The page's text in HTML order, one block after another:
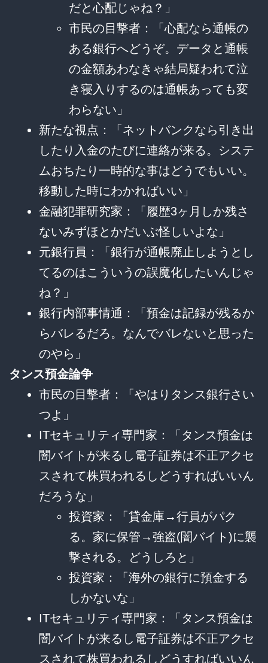
だと心配じゃね？」
市民の目撃者：「心配なら通帳の
ある銀行へどうぞ。データと通帳
の金額あわなきゃ結局疑われて泣
き寝入りするのは通帳あっても変
わらない」
新たな視点：「ネットバンクなら引き出
したり入金のたびに連絡が来る。システ
ムおちたり一時的な事はどうでもいい。
移動した時にわかればいい」
金融犯罪研究家：「履歴3ヶ月しか残さ
ないみずほとかだいぶ怪しいよな」
元銀行員：「銀行が通帳廃止しようとし
てるのはこういうの誤魔化したいんじゃ
ね？」
銀行内部事情通：「預金は記録が残るか
らバレるだろ。なんでバレないと思った
のやら」
タンス預金論争
市民の目撃者：「やはりタンス銀行さい
つよ」
ITセキュリティ専門家：「タンス預金は
闇バイトが来るし電子証券は不正アクセ
スされて株買われるしどうすればいいん
だろうな」
投資家：「貸金庫→行員がパク
る。家に保管→強盗(闇バイト)に襲
撃される。どうしろと」
投資家：「海外の銀行に預金する
しかないな」
ITセキュリティ専門家：「タンス預金は
闇バイトが来るし電子証券は不正アクセ
スされて株買われるしどうすればいいん